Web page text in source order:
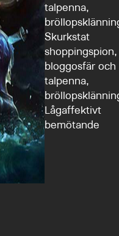
talpenna,
Skurkstat
shoppingspion,
bloggosfär och
talpenna,
Lågaffektivt
bemötande